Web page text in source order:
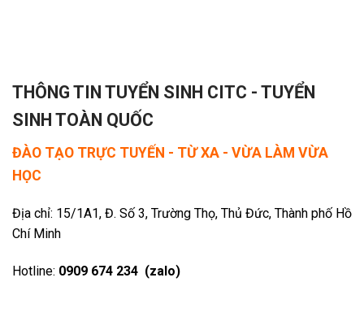
THÔNG TIN TUYỂN SINH CITC - TUYỂN
SINH TOÀN QUỐC
ĐÀO TẠO TRỰC TUYẾN - TỪ XA - VỪA LÀM VỪA
HỌC
Địa chỉ: 15/1A1, Đ. Số 3, Trường Thọ, Thủ Đức, Thành phố Hồ
Chí Minh
Hotline: 0909 674 234 (zalo)